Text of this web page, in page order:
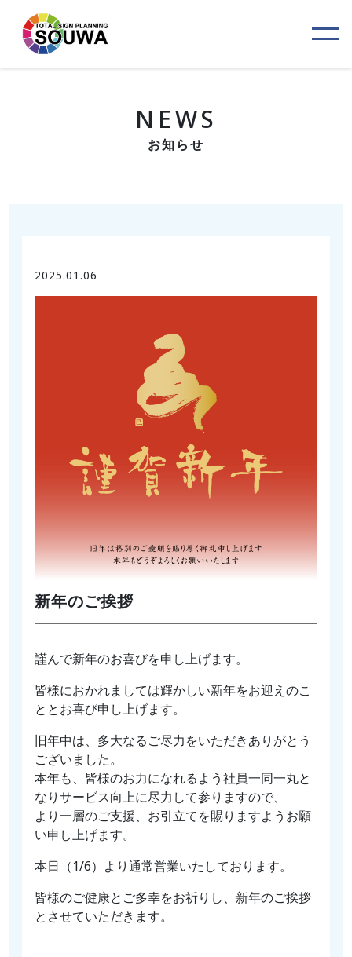
NEWS
お知らせ
2025.01.06
新年のご挨拶
謹んで新年のお喜びを申し上げます。
皆様におかれましては輝かしい新年をお迎えのこ
ととお喜び申し上げます。
旧年中は、多大なるご尽力をいただきありがとう
ございました。
本年も、皆様のお力になれるよう社員一同一丸と
なりサービス向上に尽力して参りますので、
より一層のご支援、お引立てを賜りますようお願
い申し上げます。
本日（1/6）より通常営業いたしております。
皆様のご健康とご多幸をお祈りし、新年のご挨拶
とさせていただきます。